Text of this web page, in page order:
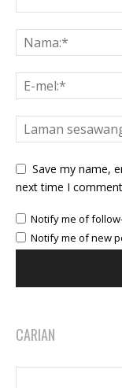
Save my name,
next time I
Notify me of
Notify me of new
CARIAN